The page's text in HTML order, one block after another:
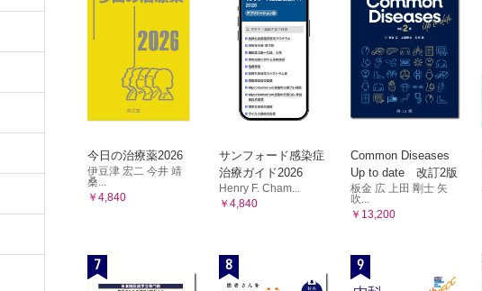
今日の治療薬2026
伊豆津 宏二 今井 靖
桑...
￥4,840
サンフォード感染症
治療ガイド2026
Henry F. Cham...
￥4,840
Common Diseases
Up to date 改訂2版
板金 広 上田 剛士 矢
吹...
￥13,200
7 8 9